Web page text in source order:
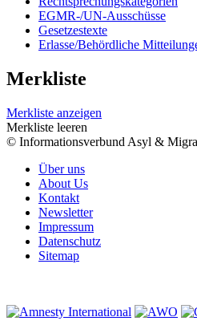
EGMR-/UN-Ausschüsse
Gesetzestexte
Erlasse/Behördliche
Merkliste
Merkliste anzeigen
Merkliste leeren
© Informationsverbund Asyl &
Über uns
About Us
Kontakt
Newsletter
Impressum
Datenschutz
Sitemap